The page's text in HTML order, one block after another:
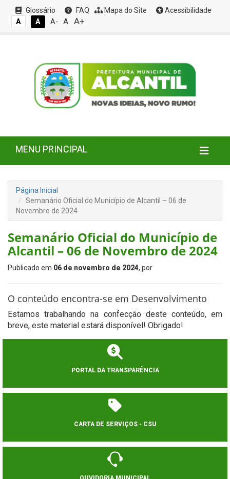
Glossário FAQ Mapa do Site
Acessibilidade
A
A A- A A+
MENU PRINCIPAL
Página Inicial
Semanário Oficial do Município de Alcantil – 06 de
Novembro de 2024
Semanário Oficial do Município de
Alcantil – 06 de Novembro de 2024
Publicado em 06 de novembro de 2024, por
O conteúdo encontra-se em Desenvolvimento
Estamos trabalhando na confecção deste conteúdo, em
breve, este material estará disponível! Obrigado!
PORTAL DA TRANSPARÊNCIA
CARTA DE SERVIÇOS - CSU